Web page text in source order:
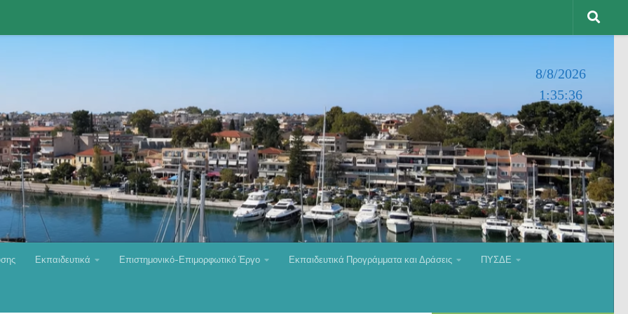
8/8/2026
1:35:37
Εκπαιδευτικά Επιστημονικό-Επιμορφωτικό Έργο Εκπαιδευτικά Προγράμματα και Δράσεις ΠΥΣΔΕ